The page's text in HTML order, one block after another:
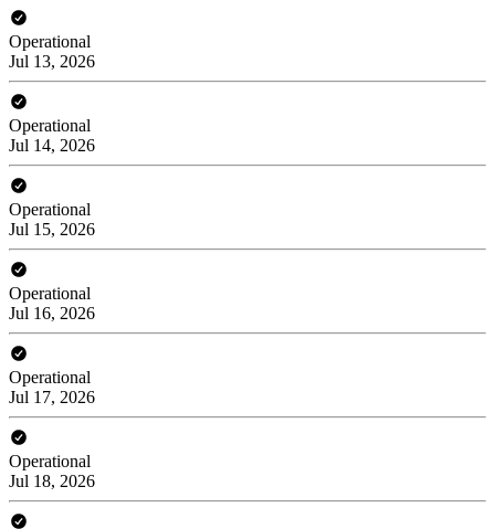
Operational
Jul 13, 2026
Operational
Jul 14, 2026
Operational
Jul 15, 2026
Operational
Jul 16, 2026
Operational
Jul 17, 2026
Operational
Jul 18, 2026